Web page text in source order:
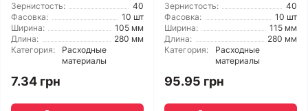
Зернистость:
40
Фасовка:
10 шт
Ширина:
105 мм
Длина:
280 мм
Категория:
Расходные
материалы
7.34 грн
Зернистость:
40
Фасовка:
10 шт
Ширина:
115 мм
Длина:
280 мм
Категория:
Расходные
материалы
95.95 грн